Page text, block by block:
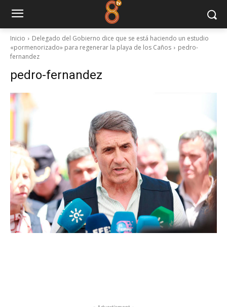
Inicio
Delegado del Gobierno dice que se está haciendo un estudio
«pormenorizado» para regenerar la playa de los Caños
pedro-
fernandez
pedro-fernandez